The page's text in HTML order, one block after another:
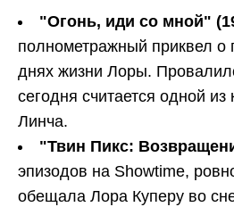
"Огонь, иди со мной"
полнометражный приквел о
днях жизни Лоры.
сегодня считается одной
Линча.
"Твин Пикс:
эпизодов на Showtime,
обещала Лора Куперу во